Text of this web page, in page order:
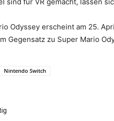
sind für VR gemacht, lassen
Odyssey erscheint am 25.
Gegensatz zu Super Mario
Nintendo Switch